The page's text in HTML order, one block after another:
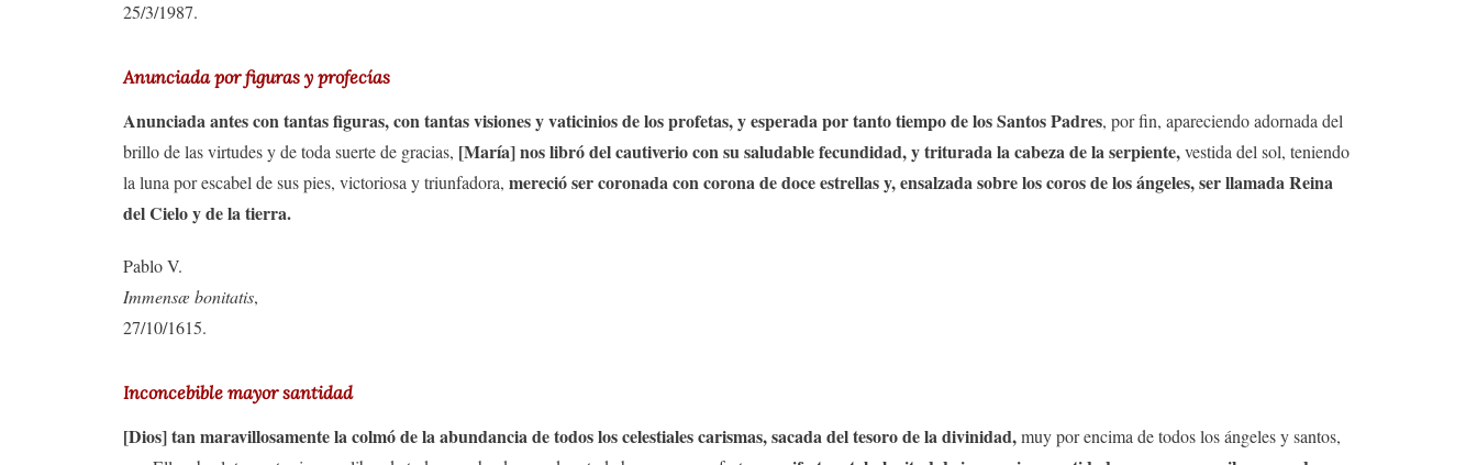
25/3/1987.
Anunciada por figuras y profecías
Anunciada antes con tantas figuras, con tantas visiones y vaticinios de los profetas, y esperada por tanto tiempo de los Santos Padres, por fin, apareciendo adornada del
brillo de las virtudes y de toda suerte de gracias, [María] nos libró del cautiverio con su saludable fecundidad, y triturada la cabeza de la serpiente,vestida del sol, teniendo
la luna por escabel de sus pies, victoriosa y triunfadora, mereció ser coronada con corona de doce estrellas y, ensalzada sobre los coros de los ángeles, ser llamada Reina
del Cielo y de la tierra.
Pablo V.
Immensæ bonitatis,
27/10/1615.
Inconcebible mayor santidad
[Dios] tan maravillosamente la colmó de la abundancia de todos los celestiales carismas, sacada del tesoro de la divinidad,muy por encima de todos los ángeles y santos,